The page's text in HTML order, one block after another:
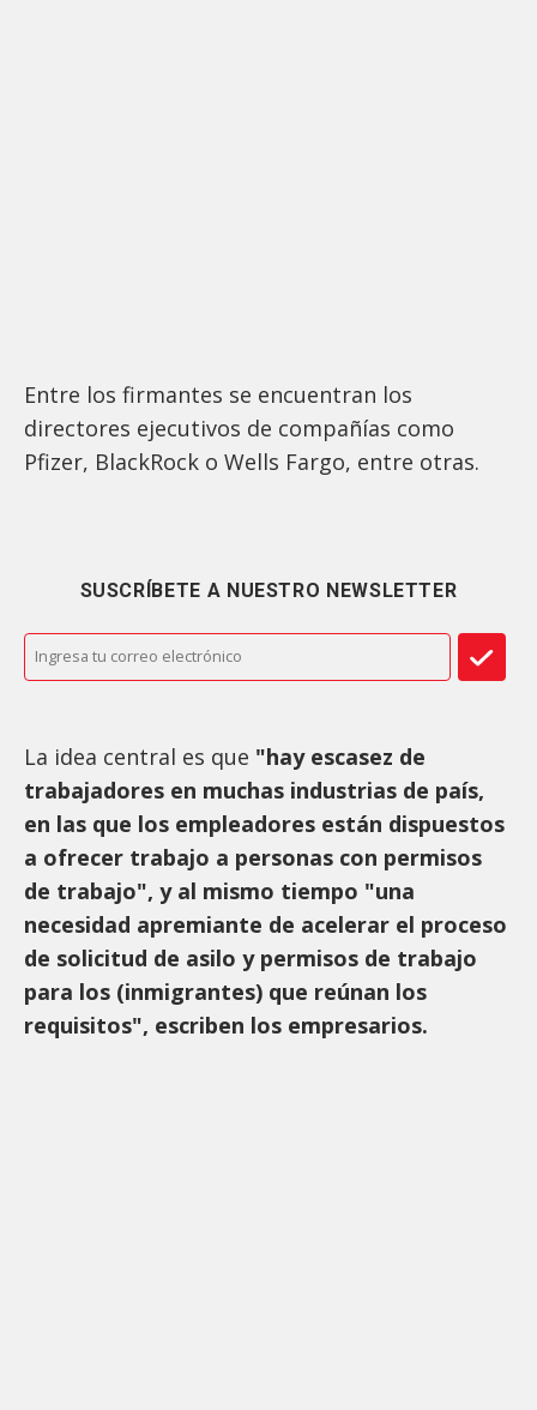
Entre los firmantes se encuentran los
directores ejecutivos de compañías como
Pfizer, BlackRock o Wells Fargo, entre otras.
SUSCRÍBETE A NUESTRO NEWSLETTER
La idea central es que "hay escasez de
trabajadores en muchas industrias de país,
en las que los empleadores están dispuestos
a ofrecer trabajo a personas con permisos
de trabajo", y al mismo tiempo "una
necesidad apremiante de acelerar el proceso
de solicitud de asilo y permisos de trabajo
para los (inmigrantes) que reúnan los
requisitos", escriben los empresarios.